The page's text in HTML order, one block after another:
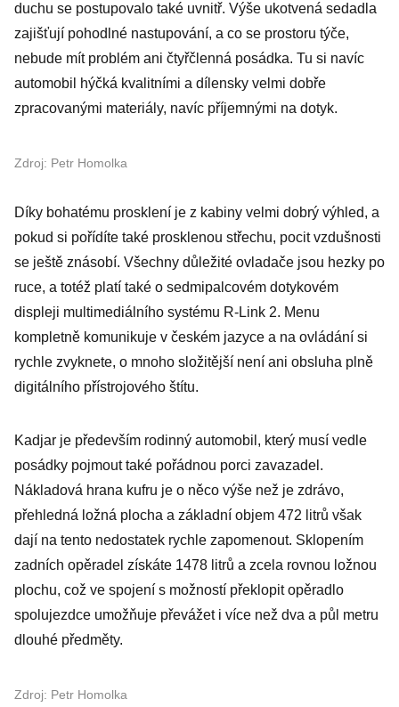
duchu se postupovalo také uvnitř. Výše ukotvená sedadla
zajišťují pohodlné nastupování, a co se prostoru týče,
nebude mít problém ani čtyřčlenná posádka. Tu si navíc
automobil hýčká kvalitními a dílensky velmi dobře
zpracovanými materiály, navíc příjemnými na dotyk.
Zdroj: Petr Homolka
Díky bohatému prosklení je z kabiny velmi dobrý výhled, a
pokud si pořídíte také prosklenou střechu, pocit vzdušnosti
se ještě znásobí. Všechny důležité ovladače jsou hezky po
ruce, a totéž platí také o sedmipalcovém dotykovém
displeji multimediálního systému R-Link 2. Menu
kompletně komunikuje v českém jazyce a na ovládání si
rychle zvyknete, o mnoho složitější není ani obsluha plně
digitálního přístrojového štítu.
Kadjar je především rodinný automobil, který musí vedle
posádky pojmout také pořádnou porci zavazadel.
Nákladová hrana kufru je o něco výše než je zdrávo,
přehledná ložná plocha a základní objem 472 litrů však
dají na tento nedostatek rychle zapomenout. Sklopením
zadních opěradel získáte 1478 litrů a zcela rovnou ložnou
plochu, což ve spojení s možností překlopit opěradlo
spolujezdce umožňuje převážet i více než dva a půl metru
dlouhé předměty.
Zdroj: Petr Homolka